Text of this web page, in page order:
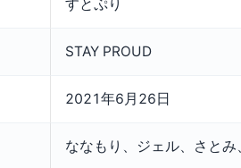
すとぷり
STAY PROUD
2021年6月26日
ななもり、ジェル、さとみ